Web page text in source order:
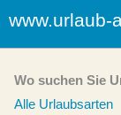
www.urlaub-
Wo suchen Sie
Alle Urlaubsarten